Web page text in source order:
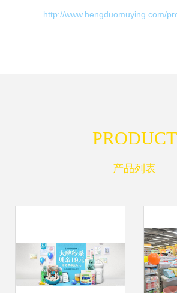
http://www.hengduomuying.com/
PRODUCT
产品列表